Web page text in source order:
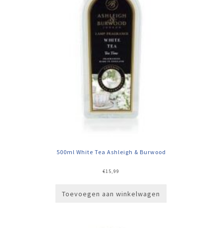
500ml White Tea Ashleigh & Burwood
€15,99
Toevoegen aan winkelwagen